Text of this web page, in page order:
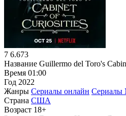
7 6.673
Название Guillermo del Toro's
Время 01:00
Год 2022
Жанры Сериалы онлайн Сериалы
Страна США
Возраст 18+